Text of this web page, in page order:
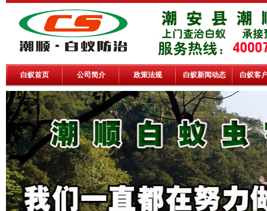
白蚁首页 公司简介 政策法规 白蚁新闻动态 白蚁客